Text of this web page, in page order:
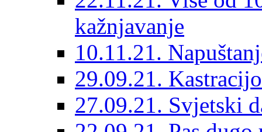
kažnjavanje
10.11.21.
29.09.21.
27.09.21. Svjetski